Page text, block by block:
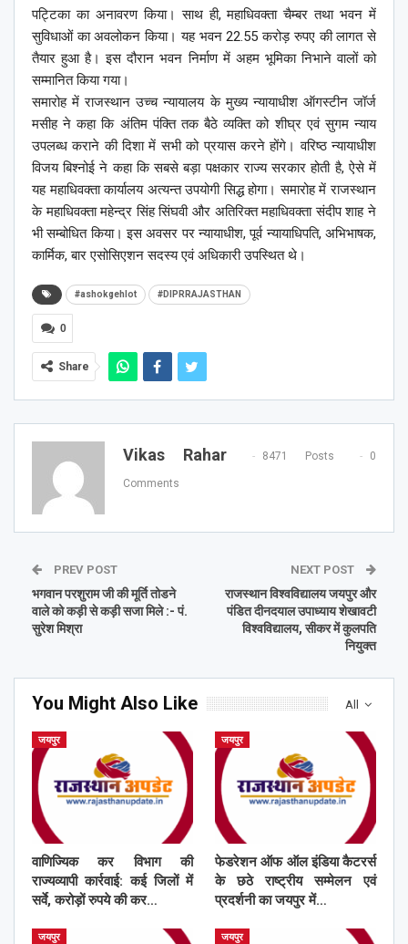
पट्टिका का अनावरण किया। साथ ही, महाधिवक्ता चैम्बर तथा भवन में
सुविधाओं का अवलोकन किया। यह भवन 22.55 करोड़ रुपए की लागत से
तैयार हुआ है। इस दौरान भवन निर्माण में अहम भूमिका निभाने वालों को
सम्मानित किया गया।
समारोह में राजस्थान उच्च न्यायालय के मुख्य न्यायाधीश ऑगस्टीन जॉर्ज
मसीह ने कहा कि अंतिम पंक्ति तक बैठे व्यक्ति को शीघ्र एवं सुगम न्याय
उपलब्ध कराने की दिशा में सभी को प्रयास करने होंगे। वरिष्ठ न्यायाधीश
विजय बिश्नोई ने कहा कि सबसे बड़ा पक्षकार राज्य सरकार होती है, ऐसे में
यह महाधिवक्ता कार्यालय अत्यन्त उपयोगी सिद्ध होगा। समारोह में राजस्थान
के महाधिवक्ता महेन्द्र सिंह सिंघवी और अतिरिक्त महाधिवक्ता संदीप शाह ने
भी सम्बोधित किया। इस अवसर पर न्यायाधीश, पूर्व न्यायाधिपति, अभिभाषक,
कार्मिक, बार एसोसिएशन सदस्य एवं अधिकारी उपस्थित थे।
#ashokgehlot #DIPRRAJASTHAN
0
Share
Vikas Rahar 8471 Posts 0
Comments
PREV POST
भगवान परशुराम जी की मूर्ति तोडने
वाले को कड़ी से कड़ी सजा मिले :- पं.
सुरेश मिश्रा
NEXT POST
राजस्थान विश्वविद्यालय जयपुर और
पंडित दीनदयाल उपाध्याय शेखावटी
विश्वविद्यालय, सीकर में कुलपति
नियुक्त
All
You Might Also Like
जयपुर
वाणिज्यिक कर विभाग की
राज्यव्यापी कार्रवाई: कई जिलों में
सर्वे, करोड़ों रुपये की कर…
जयपुर
फेडरेशन ऑफ ऑल इंडिया कैटरर्स
के छठे राष्ट्रीय सम्मेलन एवं
प्रदर्शनी का जयपुर में…
जयपुर जयपुर